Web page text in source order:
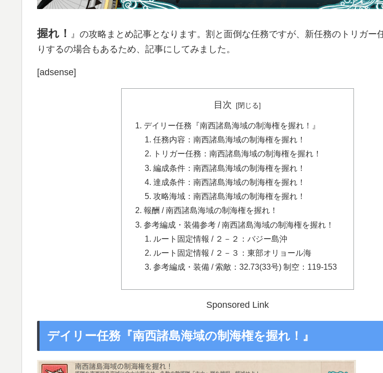
握れ！
』の攻略まとめ記事となります。割と面倒な任務ですが、新任務のトリガー
りするの場合もあるため、記事にしてみました。
[adsense]
目次
デイリー任務『南西諸島海域の制海権を握れ！』
任務内容：南西諸島海域の制海権を握れ！
トリガー任務：南西諸島海域の制海権を握れ！
編成条件：南西諸島海域の制海権を握れ！
達成条件：南西諸島海域の制海権を握れ！
攻略海域：南西諸島海域の制海権を握れ！
報酬 / 南西諸島海域の制海権を握れ！
参考編成・装備参考 / 南西諸島海域の制海権を握れ！
ルート固定情報 / ２－２：バジー島沖
ルート固定情報 / ２－３：東部オリョール海
参考編成・装備 / 索敵：32.73(33号) 制空：119-153
Sponsored Link
デイリー任務『南西諸島海域の制海権を握れ！』